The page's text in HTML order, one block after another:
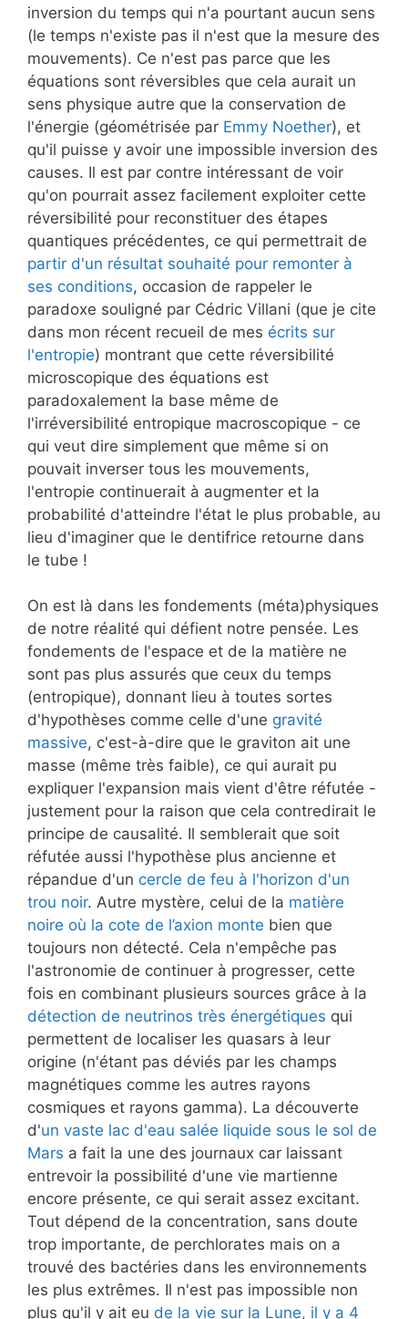
inversion du temps qui n'a pourtant aucun sens
(le temps n'existe pas il n'est que la mesure des
mouvements). Ce n'est pas parce que les
équations sont réversibles que cela aurait un
sens physique autre que la conservation de
l'énergie (géométrisée par Emmy Noether), et
qu'il puisse y avoir une impossible inversion des
causes. Il est par contre intéressant de voir
qu'on pourrait assez facilement exploiter cette
réversibilité pour reconstituer des étapes
quantiques précédentes, ce qui permettrait de
partir d'un résultat souhaité pour remonter à
ses conditions, occasion de rappeler le
paradoxe souligné par Cédric Villani (que je cite
dans mon récent recueil de mes écrits sur
l'entropie) montrant que cette réversibilité
microscopique des équations est
paradoxalement la base même de
l'irréversibilité entropique macroscopique - ce
qui veut dire simplement que même si on
pouvait inverser tous les mouvements,
l'entropie continuerait à augmenter et la
probabilité d'atteindre l'état le plus probable, au
lieu d'imaginer que le dentifrice retourne dans
le tube !
On est là dans les fondements (méta)physiques
de notre réalité qui défient notre pensée. Les
fondements de l'espace et de la matière ne
sont pas plus assurés que ceux du temps
(entropique), donnant lieu à toutes sortes
d'hypothèses comme celle d'une gravité
massive, c'est-à-dire que le graviton ait une
masse (même très faible), ce qui aurait pu
expliquer l'expansion mais vient d'être réfutée -
justement pour la raison que cela contredirait le
principe de causalité. Il semblerait que soit
réfutée aussi l'hypothèse plus ancienne et
répandue d'un cercle de feu à l'horizon d'un
trou noir. Autre mystère, celui de la matière
noire où la cote de l’axion monte bien que
toujours non détecté. Cela n'empêche pas
l'astronomie de continuer à progresser, cette
fois en combinant plusieurs sources grâce à la
détection de neutrinos très énergétiques qui
permettent de localiser les quasars à leur
origine (n'étant pas déviés par les champs
magnétiques comme les autres rayons
cosmiques et rayons gamma). La découverte
d'un vaste lac d'eau salée liquide sous le sol de
Mars a fait la une des journaux car laissant
entrevoir la possibilité d'une vie martienne
encore présente, ce qui serait assez excitant.
Tout dépend de la concentration, sans doute
trop importante, de perchlorates mais on a
trouvé des bactéries dans les environnements
les plus extrêmes. Il n'est pas impossible non
plus qu'il y ait eu de la vie sur la Lune, il y a 4